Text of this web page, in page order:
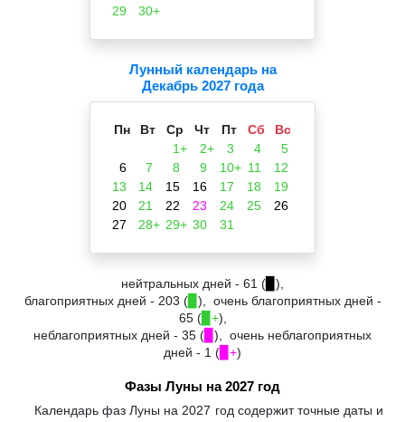
29
30+
Лунный календарь на
Декабрь 2027 года
Пн Вт Ср Чт Пт Сб
Вс
1+
2+ 3 4
5
6
7 8 9 10+ 11
12
13
14 15 16 17 18
19
20
21 22 23 24 25
26
27
28+ 29+ 30 31
нейтральных дней - 61 (
),
благоприятных дней - 203 (▉ ), очень благоприятных дней -
65 (▉+),
неблагоприятных дней - 35 (
), очень неблагоприятных
дней - 1 ( ▉+)
Фазы Луны на 2027 год
Календарь фаз Луны на 2027 год содержит точные даты и